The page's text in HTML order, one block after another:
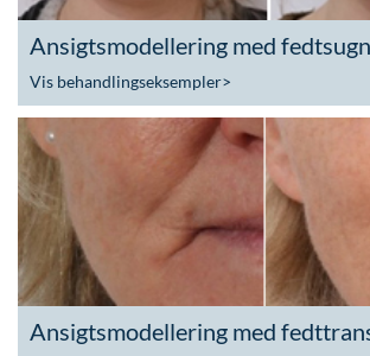
Ansigtsmodellering med
Vis behandlingseksempler>
Ansigtsmodellering med